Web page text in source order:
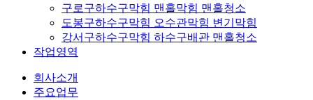
구로구하수구막힘 맨홀막힘 맨홀청소
도봉구하수구막힘 오수관막힘 변기막힘
강서구하수구막힘 하수구배관 맨홀청소
작업영역
회사소개
주요업무